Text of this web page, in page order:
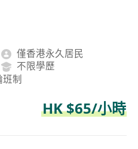
僅香港永久居民
不限學歷
制
HK $65/小時